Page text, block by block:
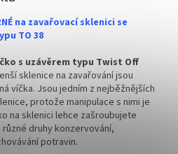
na zavařovací sklenici se
TO 38
s uzávěrem typu Twist Off
sklenice na zavařování jsou
víčka. Jsou jedním z nejběžnějších
protože manipulace s nimi je
na sklenici lehce zašroubujete
druhy konzervování,
potravin.